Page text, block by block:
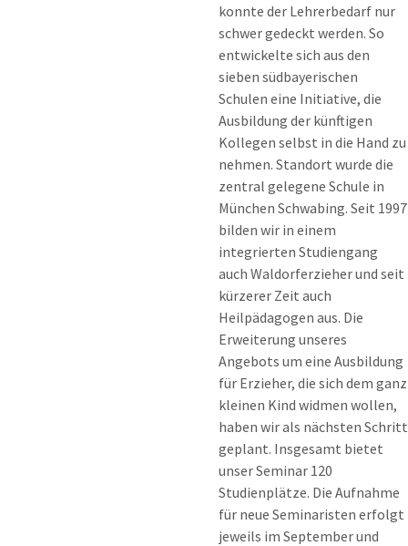
konnte der Lehrerbedarf nur
schwer gedeckt werden. So
entwickelte sich aus den
sieben südbayerischen
Schulen eine Initiative, die
Ausbildung der künftigen
Kollegen selbst in die Hand zu
nehmen. Standort wurde die
zentral gelegene Schule in
München Schwabing. Seit 1997
bilden wir in einem
integrierten Studiengang
auch Waldorferzieher und seit
kürzerer Zeit auch
Heilpädagogen aus. Die
Erweiterung unseres
Angebots um eine Ausbildung
für Erzieher, die sich dem ganz
kleinen Kind widmen wollen,
haben wir als nächsten Schritt
geplant. Insgesamt bietet
unser Seminar 120
Studienplätze. Die Aufnahme
für neue Seminaristen erfolgt
jeweils im September und